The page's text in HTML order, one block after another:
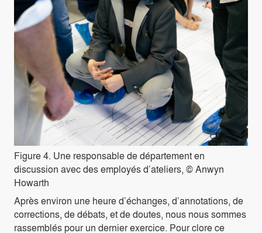
Figure 4. Une responsable de département en
discussion avec des employés d’ateliers, © Anwyn
Howarth
Après environ une heure d’échanges, d’annotations, de
corrections, de débats, et de doutes, nous nous sommes
rassemblés pour un dernier exercice. Pour clore ce